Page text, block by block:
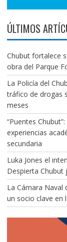
ÚLTIMOS
Chubut fortalece
obra del Parque
La Policía del
tráfico de drogas
meses
“Puentes
experiencias
secundaria
Luka Jones el
Despierta
La Cámara Naval
un socio clave en